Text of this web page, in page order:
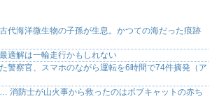
代海洋微生物の子孫が生息。かつての海だった痕跡
適解は一輪走行かもしれない
警察官、スマホのながら運転を6時間で74件摘発（ア
消防士が山火事から救ったのはボブキャットの赤ち